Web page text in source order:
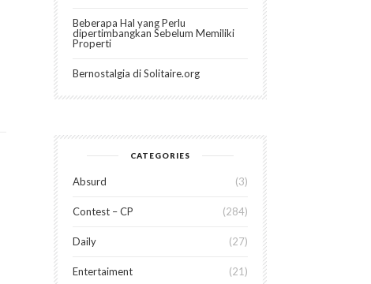
Beberapa Hal yang Perlu
dipertimbangkan Sebelum Memiliki
Properti
Bernostalgia di Solitaire.org
CATEGORIES
Absurd 3
Contest – CP 284
Daily 27
Entertaiment
21